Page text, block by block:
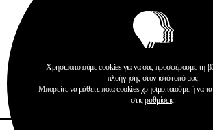
Δημοσιεύσεις
Περισσότερα
Χρησιμοποιούμε cookies για να σας προσφέρουμε τη
πλοήγησης στον ιστότοπό μας.
Μπορείτε να μάθετε ποια cookies χρησιμοποιούμε ή να
στιςρυθμίσεις.